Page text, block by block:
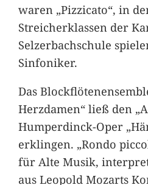
waren „Pizzicato“, in
Streicherklassen der
Selzerbachschule
Sinfoniker.
Das
Herzdamen“ ließ den
Humperdinck-Oper
erklingen. „Rondo
für Alte Musik,
aus Leopold Mozarts